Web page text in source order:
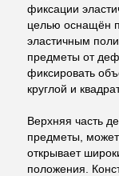
фиксации
целью оснащён
эластичным
предметы от
фиксировать
круглой и
Верхняя часть
предметы, может
открывает
положения.